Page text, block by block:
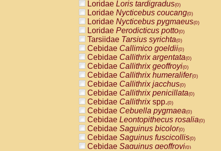
Atelidae Lagothrix lagothricha
AtelidaeLagothrix lagothricha cana
PitheciidaeCacajao calvus
PitheciidaeCallicebus cupreus
PitheciidaeCallicebus donacophilus
PitheciidaeCallicebus moloch
PitheciidaeCallicebus torquatus
PitheciidaeCallicebusspp.(0)
PitheciidaeChiropotes satanas(0)
PitheciidaePithecia monachus
PitheciidaePithecia pithecia(0)
CercopithecidaeCercocebus agilis
CercopithecidaeCercocebus
CercopithecidaeCercocebus
CercopithecidaeCercocebus
CercopithecidaeCercocebus
CercopithecidaeCercocebushybrid
Loridae Loris tardigradus(0)
Loridae Nycticebus coucang(0)
Loridae Nycticebus pygmaeus(0)
Loridae Perodicticus potto(0)
Tarsiidae Tarsius syrichta(0)
Cebidae Callimico goeldii(0)
Cebidae Callithrix argentata(0)
Cebidae Callithrix geoffroyi(0)
Cebidae Callithrix humeralifer(0)
Cebidae Callithrix jacchus(0)
Cebidae Callithrix penicillata(0)
Cebidae Callithrixspp.(0)
Cebidae Cebuella pygmaea(0)
Cebidae Leontopithecus rosalia(0)
Cebidae Saguinus bicolor(0)
Cebidae Saguinus fuscicollis(0)
Cebidae Saguinus geoffroyi(0)